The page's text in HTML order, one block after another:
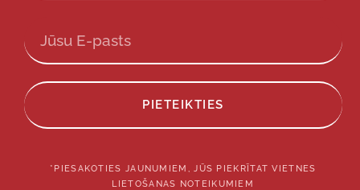
PIETEIKTIES
*PIESAKOTIES JAUNUMIEM, JŪS PIEKRĪTAT VIETNES
LIETOŠANAS NOTEIKUMIEM